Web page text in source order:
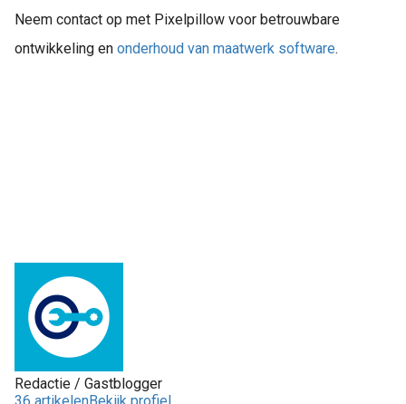
Neem contact op met Pixelpillow voor betrouwbare
ontwikkeling en onderhoud van maatwerk software.
Redactie / Gastblogger